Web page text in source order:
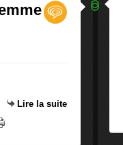
Lire la suite